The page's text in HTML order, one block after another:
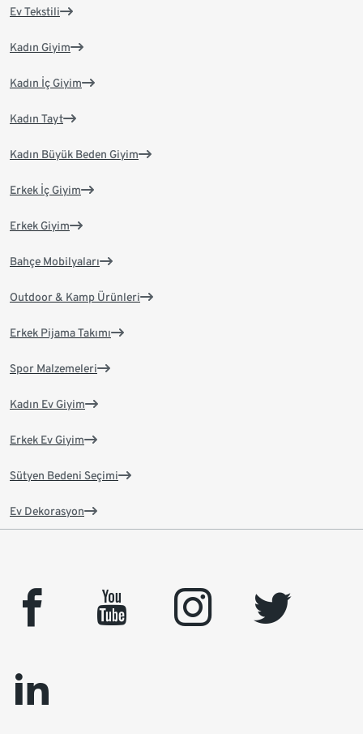
Ev Tekstili
Kadın Giyim
Kadın İç Giyim
Kadın Tayt
Kadın Büyük Beden Giyim
Erkek İç Giyim
Erkek Giyim
Bahçe Mobilyaları
Outdoor & Kamp Ürünleri
Erkek Pijama Takımı
Spor Malzemeleri
Kadın Ev Giyim
Erkek Ev Giyim
Sütyen Bedeni Seçimi
Ev Dekorasyon
facebook youtube instagram
twitter
linkedin